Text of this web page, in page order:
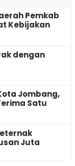
Pemkab
Kebijakan
dengan
Jombang,
Satu
Juta